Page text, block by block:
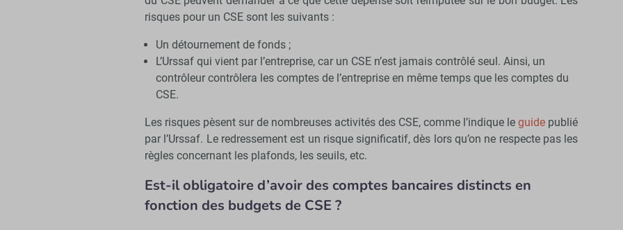
risques pour un CSE sont les suivants :
Un détournement de fonds ;
L’Urssaf qui vient par l’entreprise, car un CSE n’est jamais contrôlé seul. Ainsi, un
contrôleur contrôlera les comptes de l’entreprise en même temps que les comptes du
CSE.
Les risques pèsent sur de nombreuses activités des CSE, comme l’indique leguide publié
par l’Urssaf. Le redressement est un risque significatif, dès lors qu’on ne respecte pas les
règles concernant les plafonds, les seuils, etc.
Est-il obligatoire d’avoir des comptes bancaires distincts en
fonction des budgets de CSE ?